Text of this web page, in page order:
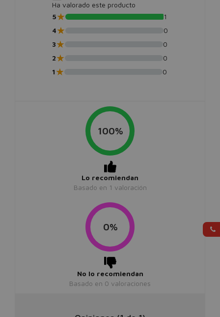
Ha valorado este producto
5★
1
4★
0
3★
0
2★
0
1★ 0
100%
Lo recomiendan
Basado en 1 valoración
0%
No lo recomiendan
Basado en 0 valoraciones